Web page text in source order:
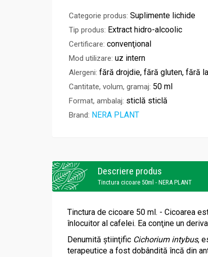
Categorie produs: Suplimente lichide
Tip produs: Extract hidro-alcoolic
Certificare: convenţional
Mod utilizare: uz intern
Alergeni: fără drojdie, fără gluten, fără
Cantitate, volum, gramaj: 50 ml
Format, ambalaj: sticlă sticlă
Brand: NERA PLANT
Descriere produs
Tinctura cicoare 50ml - NERA PLANT
Tinctura de cicoare 50 ml. - Cicoarea
înlocuitor al cafelei. Ea conţine un
Denumită ştiinţific Cichorium intybus,
terapeutice a fost dobândită încă din